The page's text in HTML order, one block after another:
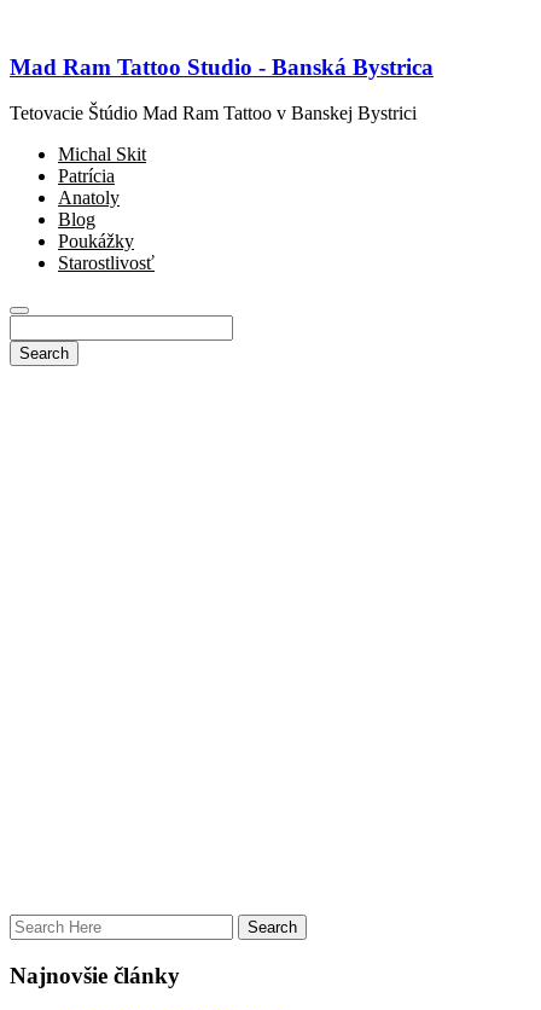
Mad Ram Tattoo Studio - Banská Bystrica
Tetovacie Štúdio Mad Ram Tattoo v Banskej Bystrici
Michal Skit
Patrícia
Anatoly
Blog
Poukážky
Starostlivosť
Najnovšie články